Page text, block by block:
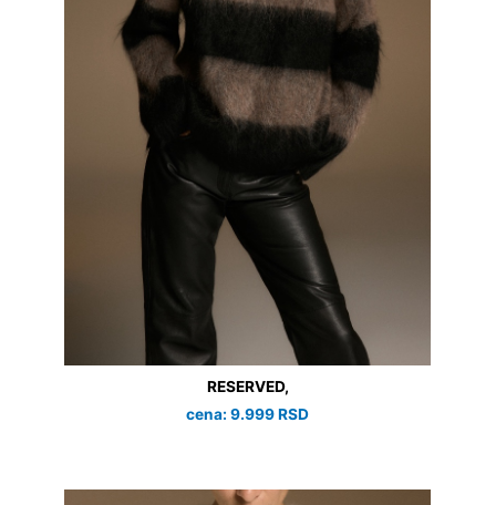
RESERVED,
cena: 9.999 RSD